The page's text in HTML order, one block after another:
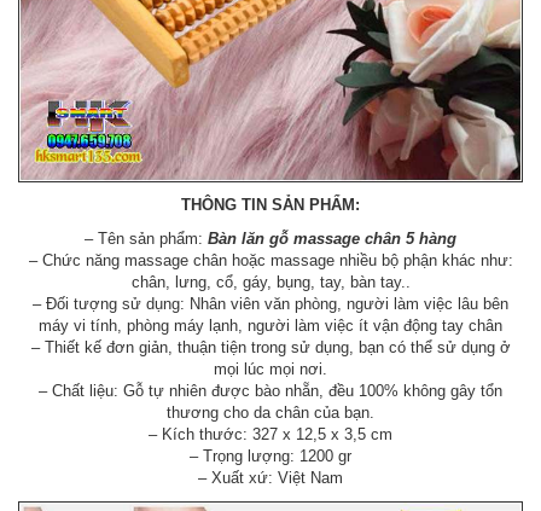
THÔNG TIN SẢN PHẨM:
– Tên sản phẩm: Bàn lăn gỗ massage chân 5 hàng
– Chức năng massage chân hoặc massage nhiều bộ phận khác như:
chân, lưng, cổ, gáy, bụng, tay, bàn tay..
– Đối tượng sử dụng: Nhân viên văn phòng, người làm việc lâu bên
máy vi tính, phòng máy lạnh, người làm việc ít vận động tay chân
– Thiết kế đơn giản, thuận tiện trong sử dụng, bạn có thể sử dụng ở
mọi lúc mọi nơi.
– Chất liệu: Gỗ tự nhiên được bào nhẵn, đều 100% không gây tổn
thương cho da chân của bạn.
– Kích thước: 327 x 12,5 x 3,5 cm
– Trọng lượng: 1200 gr
– Xuất xứ: Việt Nam